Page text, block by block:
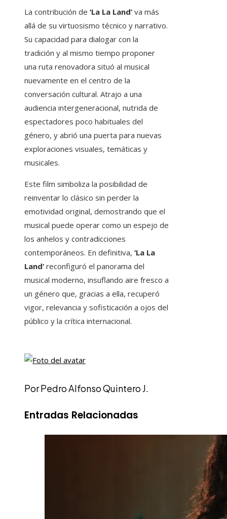
La contribución de ‘La La Land’ va más
allá de su virtuosismo técnico y narrativo.
Su capacidad para dialogar con la
tradición y al mismo tiempo proponer
una ruta renovadora situó al musical
nuevamente en el centro de la
conversación cultural. Atrajo a una
audiencia intergeneracional, nutrida de
espectadores poco habituales del
género, y abrió una puerta para nuevas
exploraciones visuales, temáticas y
musicales.
Este film simboliza la posibilidad de
reinventar lo clásico sin perder la
emotividad original, demostrando que el
musical puede operar como un espejo de
los anhelos y contradicciones
contemporáneos. En definitiva, ‘La La
Land’ reconfiguró el panorama del
musical moderno, insuflando aire fresco a
un género que, gracias a ella, recuperó
vigor, relevancia y sofisticación a ojos del
público y la crítica internacional.
Por Pedro Alfonso Quintero J.
Entradas Relacionadas